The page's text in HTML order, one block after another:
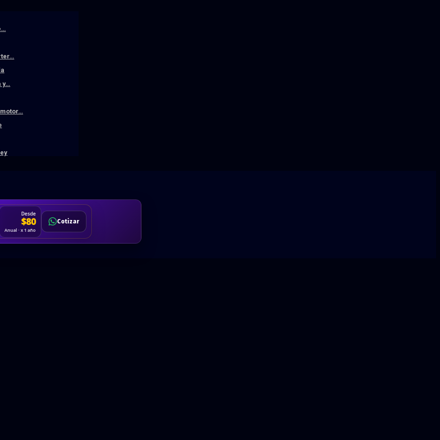
y…
Desde
$80
Anual · x 1 año
Cotizar
Cotizar
Hablemos
Solicitar